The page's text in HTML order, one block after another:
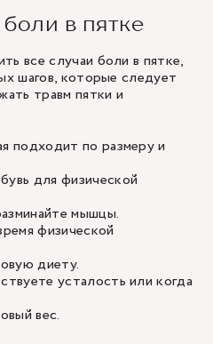
в пятке
все случаи боли в пятке,
шагов, которые следует
травм пятки и
подходит по размеру и
для физической
мышцы.
физической
диету.
усталость или когда
вес.